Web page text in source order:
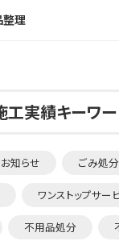
整理
工実績キーワ
お知らせ ごみ処分
ワンストップサー
不用品処分